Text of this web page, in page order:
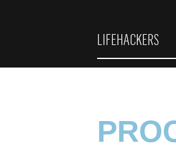
LIFEHACKERS